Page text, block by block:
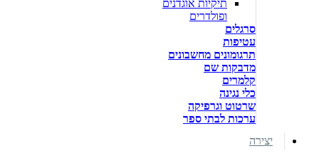
תיקיות אוגדנים
ופולדרים
סרגלים
עטיפות
תרגומונים מחשבונים
מדבקות שם
קלמרים
כלי נגינה
שרטוט וגרפיקה
ערכות לבתי ספר
יצירה